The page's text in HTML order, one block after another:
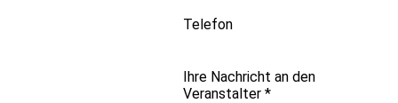
Telefon
Ihre Nachricht an den
Veranstalter *